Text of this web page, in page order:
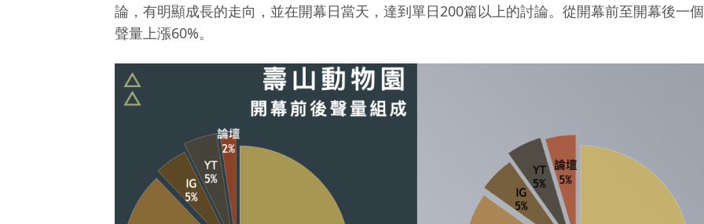
論，有明顯成長的走向，並在開幕日當天，達到單日200篇以上的討論。從開幕前至開幕後一
聲量上漲60%。